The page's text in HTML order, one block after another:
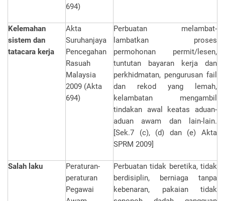
694)
Kelemahan
sistem dan
tatacara kerja
Akta
Suruhanjaya
Pencegahan
Rasuah
Malaysia
2009 (Akta
694)
Perbuatan melambat-
lambatkan proses
permohonan permit/lesen,
tuntutan bayaran kerja dan
perkhidmatan, pengurusan fail
dan rekod yang lemah,
kelambatan mengambil
tindakan awal keatas aduan-
aduan awam dan lain-lain.
[Sek.7 (c), (d) dan (e) Akta
SPRM 2009]
Salah laku
Peraturan-
peraturan
Pegawai
Perbuatan tidak beretika, tidak
berdisiplin, berniaga tanpa
kebenaran, pakaian tidak